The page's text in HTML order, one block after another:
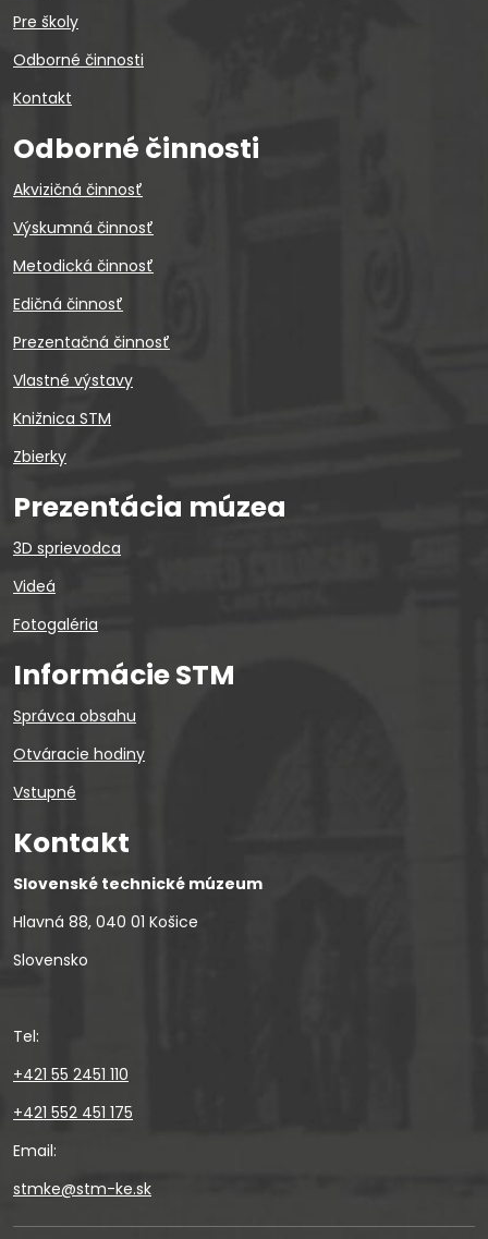
Pre školy
Odborné činnosti
Kontakt
Odborné činnosti
Akvizičná činnosť
Výskumná činnosť
Metodická činnosť
Edičná činnosť
Prezentačná činnosť
Vlastné výstavy
Knižnica STM
Zbierky
Prezentácia múzea
3D sprievodca
Videá
Fotogaléria
Informácie STM
Správca obsahu
Otváracie hodiny
Vstupné
Kontakt
Slovenské technické múzeum
Hlavná 88, 040 01 Košice
Slovensko
Tel:
+421 55 2451 110
+421 552 451 175
Email:
stmke@stm-ke.sk